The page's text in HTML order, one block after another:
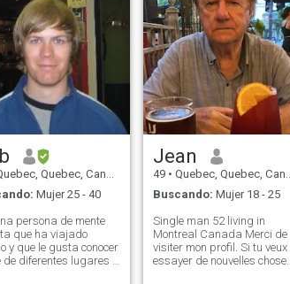
Quebec, Canadá
Mujer 25 - 40
persona de mente
que ha viajado
y que le gusta conocer
de diferentes lugares y
Jean
49 • Quebec, Quebec, Canadá
Buscando: Mujer 18 - 25
Single man 52 living in
Montreal Canada Merci de
visiter mon profil. Si tu veux
essayer de nouvelles choses,